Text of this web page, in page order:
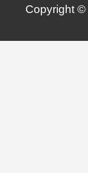
Copyright ©